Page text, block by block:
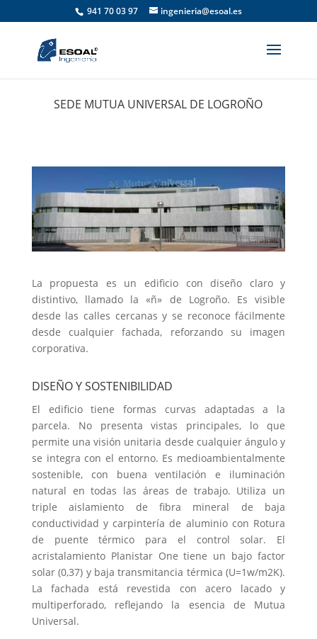
941 70 03 97 ingenieria@esoal.es
SEDE MUTUA UNIVERSAL DE LOGROÑO
La propuesta es un edificio con diseño claro y
distintivo, llamado la «ñ» de Logroño. Es visible
desde las calles cercanas y se reconoce fácilmente
desde cualquier fachada, reforzando su imagen
corporativa.
DISEÑO Y SOSTENIBILIDAD
El edificio tiene formas curvas adaptadas a la
parcela. No presenta vistas principales, lo que
permite una visión unitaria desde cualquier ángulo y
se integra con el entorno. Es medioambientalmente
sostenible, con buena ventilación e iluminación
natural en todas las áreas de trabajo. Utiliza un
triple aislamiento de fibra mineral de baja
conductividad y carpintería de aluminio con Rotura
de puente térmico para el control solar. El
acristalamiento Planistar One tiene un bajo factor
solar (0,37) y baja transmitancia térmica (U=1w/m2K).
La fachada está revestida con acero lacado y
multiperforado, reflejando la esencia de Mutua
Universal.